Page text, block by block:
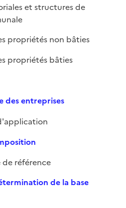
et structures de
propriétés non bâties
propriétés bâties
des entreprises
de référence
de la base